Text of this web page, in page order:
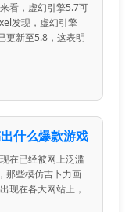
看，虚幻引擎5.7可
发现，虚幻引擎
更新至5.8，这表明
什么爆款游戏
在已经被网上泛滥
那些模仿吉卜力画
现在各大网站上，